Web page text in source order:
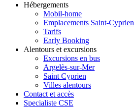
Hébergements
Mobil-home
Emplacements Saint-Cyprien
Tarifs
Early Booking
Alentours et excursions
Excursions en bus
Argelès-sur-Mer
Saint Cyprien
Villes alentours
Contact et accès
Specialiste CSE